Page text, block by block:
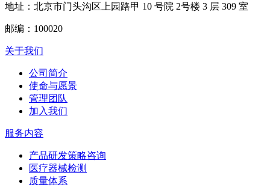
地址：北京市门头沟区上园路甲 10 号院 2号楼 3 层 309 室
邮编：100020
关于我们
公司简介
使命与愿景
管理团队
加入我们
服务内容
产品研发策略咨询
医疗器械检测
质量体系